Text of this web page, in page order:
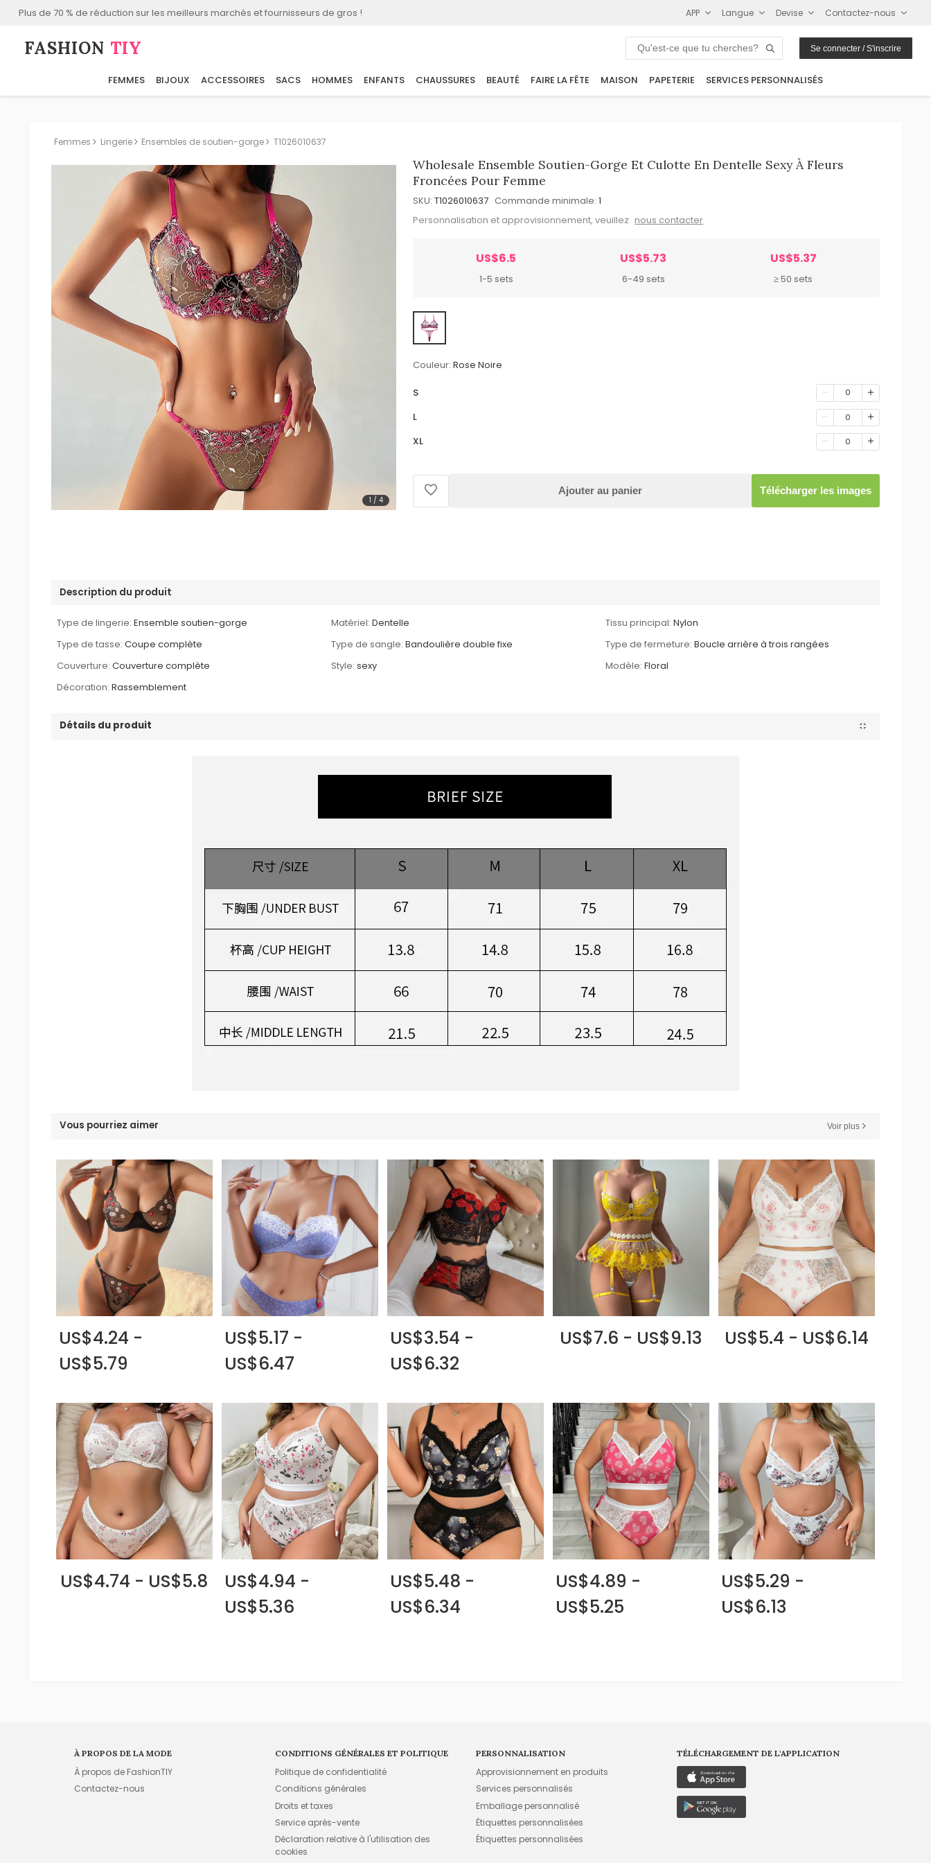
Plus de 70 % de réduction sur les meilleurs marchés et fournisseurs de gros ! APP Langue Devise Contactez-nous
FASHION⁠ TIY Se connecter / S'inscrire
FEMMES BIJOUX ACCESSOIRES SACS HOMMES ENFANTS CHAUSSURES BEAUTÉ FAIRE LA FÊTE MAISON PAPETERIE SERVICES PERSONNALISÉS
Femmes Lingerie Ensembles de soutien-gorge T1026010637
1 / 4
Wholesale Ensemble Soutien-Gorge Et Culotte En Dentelle Sexy À Fleurs
Froncées Pour Femme
SKU: T1026010637 Commande minimale: 1
Personnalisation et approvisionnement, veuillez nous contacter
US$6.5
1-5 sets
US$5.73
6-49 sets
US$5.37
≥ 50 sets
Couleur: Rose Noire
S 0
L 0
XL 0
Ajouter au panier Télécharger les images
Description du produit
Type de lingerie: Ensemble soutien-gorge Matériel: Dentelle Tissu principal: Nylon
Type de tasse: Coupe complète Type de sangle: Bandoulière double fixe Type de fermeture: Boucle arrière à trois rangées
Couverture: Couverture complète Style: sexy Modèle: Floral
Décoration: Rassemblement
Détails du produit
Vous pourriez aimer Voir plus
US$4.24 -
US$5.79
US$5.17 -
US$6.47
US$3.54 -
US$6.32
US$7.6 - US$9.13 US$5.4 - US$6.14
US$4.74 - US$5.8
US$4.94 -
US$5.36
US$5.48 -
US$6.34
US$4.89 -
US$5.25
US$5.29 -
US$6.13
À PROPOS DE LA MODE
À propos de FashionTIY
Contactez-nous
CONDITIONS GÉNÉRALES ET POLITIQUE
Politique de confidentialité
Conditions générales
Droits et taxes
Service après-vente
Déclaration relative à l'utilisation des
cookies
PERSONNALISATION
Approvisionnement en produits
Services personnalisés
Emballage personnalisé
Étiquettes personnalisées
Étiquettes personnalisées
TÉLÉCHARGEMENT DE L'APPLICATION